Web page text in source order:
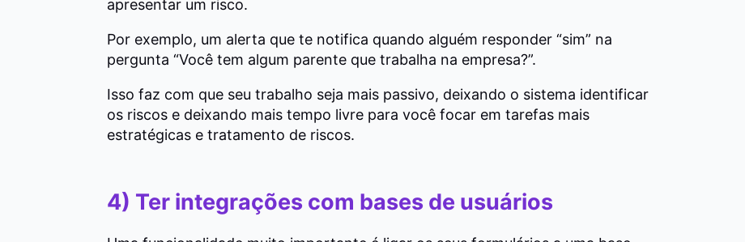
apresentar um risco.
Por exemplo, um alerta que te notifica quando alguém responder “sim” na
pergunta “Você tem algum parente que trabalha na empresa?”.
Isso faz com que seu trabalho seja mais passivo, deixando o sistema identificar
os riscos e deixando mais tempo livre para você focar em tarefas mais
estratégicas e tratamento de riscos.
4) Ter integrações com bases de usuários